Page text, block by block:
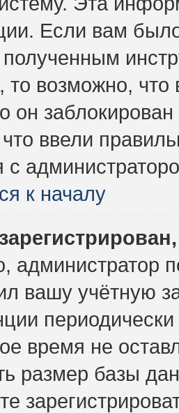
Если вам
полученным
то возможно,
он
ввели
с
к началу
администратор
вашу учётную
время не
размер базы